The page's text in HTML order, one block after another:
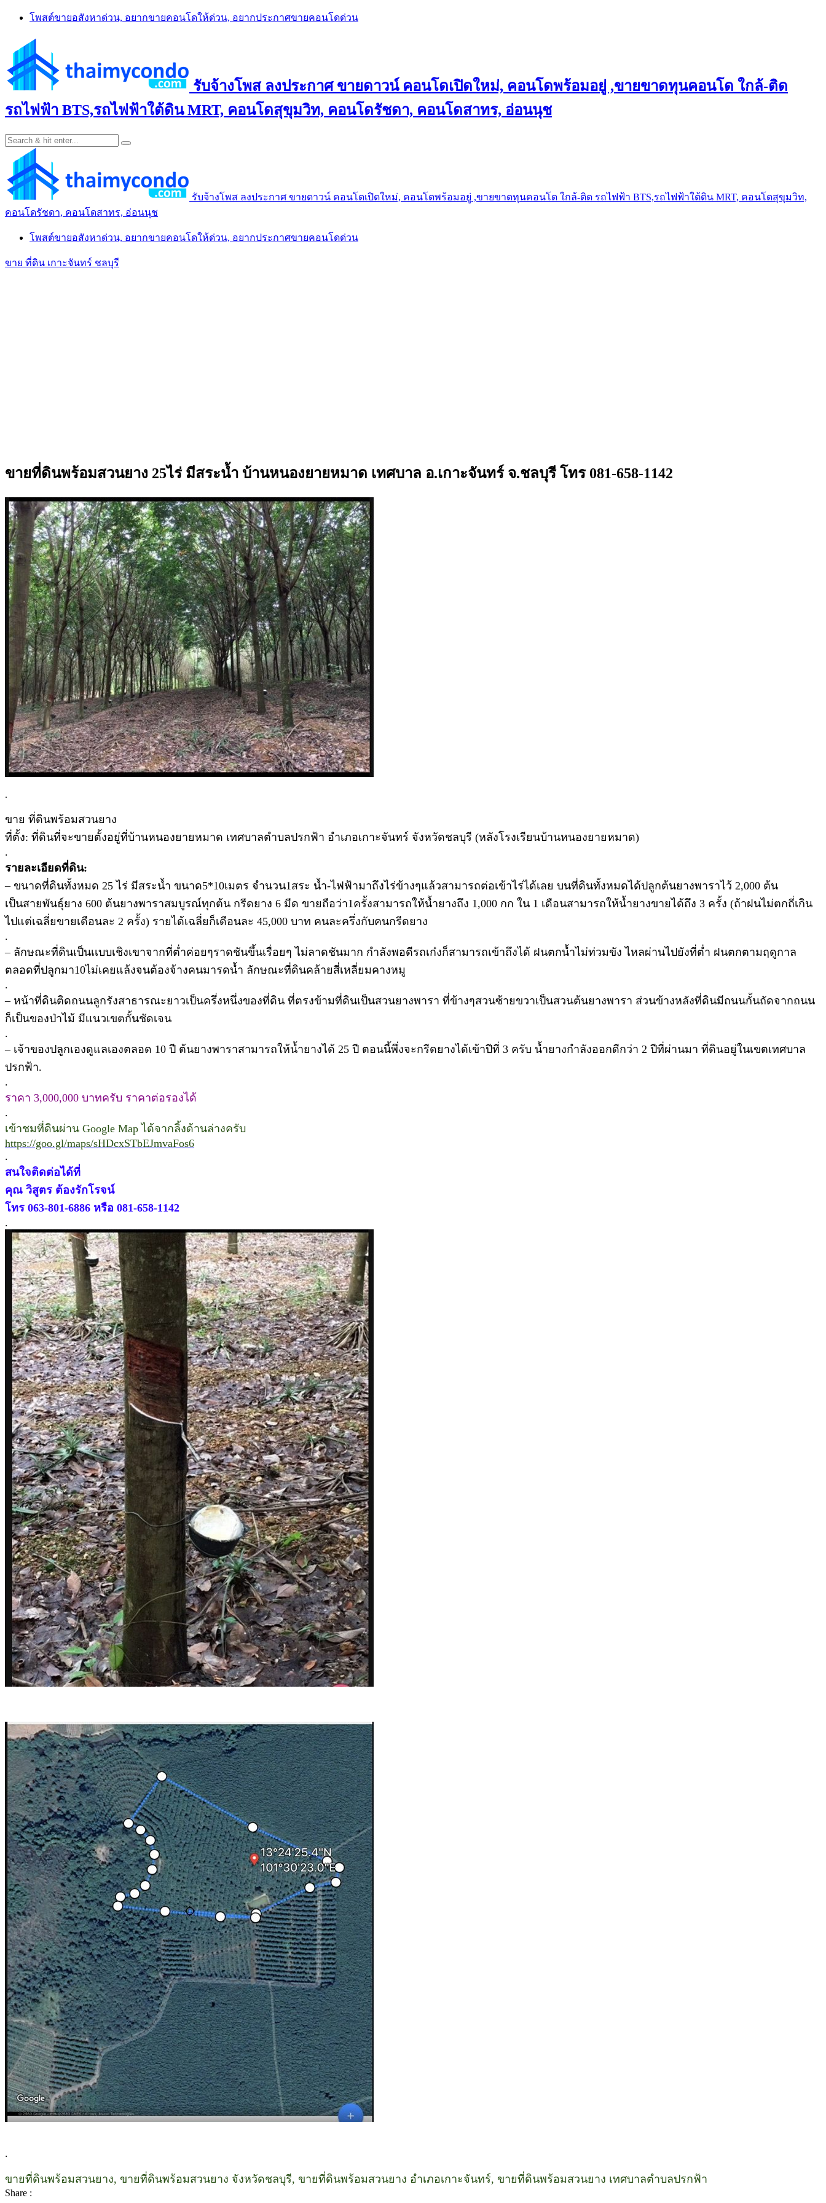
Skip
โพสต์ขายอสังหาด่วน, อยากขายคอนโดให้ด่วน, อยากประกาศขายคอนโดด่วน
รับจ้างโพส ลงประกาศ ขายดาวน์ คอนโดเปิดใหม่, คอนโดพร้อมอยู่ ,ขายขาดทุนคอนโด ใกล้-ติด
รถไฟฟ้า BTS,รถไฟฟ้าใต้ดิน MRT, คอนโดสุขุมวิท, คอนโดรัชดา, คอนโดสาทร, อ่อนนุช
รับจ้างโพส ลงประกาศ ขายดาวน์ คอนโดเปิดใหม่, คอนโดพร้อมอยู่ ,ขายขาดทุนคอนโด ใกล้-ติด รถไฟฟ้า BTS,รถไฟฟ้าใต้ดิน MRT, คอนโดสุขุมวิท,
คอนโดรัชดา, คอนโดสาทร, อ่อนนุช
โพสต์ขายอสังหาด่วน, อยากขายคอนโดให้ด่วน, อยากประกาศขายคอนโดด่วน
ขาย ที่ดิน เกาะจันทร์ ชลบุรี
ขายที่ดินพร้อมสวนยาง 25ไร่ มีสระน้ำ บ้านหนองยายหมาด เทศบาล อ.เกาะจันทร์ จ.ชลบุรี โทร 081-658-1142
.
ขาย ที่ดินพร้อมสวนยาง
ที่ตั้ง: ที่ดินที่จะขายตั้งอยู่ที่บ้านหนองยายหมาด เทศบาลตำบลปรกฟ้า อำเภอเกาะจันทร์ จังหวัดชลบุรี (หลังโรงเรียนบ้านหนองยายหมาด)
.
รายละเอียดที่ดิน:
– ขนาดที่ดินทั้งหมด 25 ไร่ มีสระน้ำ ขนาด5*10เมตร จำนวน1สระ น้ำ-ไฟฟ้ามาถึงไร่ข้างๆแล้วสามารถต่อเข้าไร่ได้เลย บนที่ดินทั้งหมดได้ปลูกต้นยางพาราไว้ 2,000 ต้น
เป็นสายพันธุ์ยาง 600 ต้นยางพาราสมบูรณ์ทุกต้น กรีดยาง 6 มีด ขายถือว่า1ครั้งสามารถให้น้ำยางถึง 1,000 กก ใน 1 เดือนสามารถให้น้ำยางขายได้ถึง 3 ครั้ง (ถ้าฝนไม่ตกถี่เกิน
ไปแต่เฉลี่ยขายเดือนละ 2 ครั้ง) รายได้เฉลี่ยก็เดือนละ 45,000 บาท คนละครึ่งกับคนกรีดยาง
.
– ลักษณะที่ดินเป็นเเบบเชิงเขาจากที่ต่ำค่อยๆราดชันขึ้นเรื่อยๆ ไม่ลาดชันมาก กำลังพอดีรถเก๋งก็สามารถเข้าถึงได้ ฝนตกน้ำไม่ท่วมขัง ไหลผ่านไปยังที่ต่ำ ฝนตกตามฤดูกาล
ตลอดที่ปลูกมา10ไม่เคยแล้งจนต้องจ้างคนมารดน้ำ ลักษณะที่ดินคล้ายสี่เหลี่ยมคางหมู
.
– หน้าที่ดินติดถนนลูกรังสาธารณะยาวเป็นครึ่งหนึ่งของที่ดิน ที่ตรงข้ามที่ดินเป็นสวนยางพารา ที่ข้างๆสวนซ้ายขวาเป็นสวนต้นยางพารา ส่วนข้างหลังที่ดินมีถนนกั้นถัดจากถนน
ก็เป็นของป่าไม้ มีเเนวเขตกั้นชัดเจน
.
– เจ้าของปลูกเองดูแลเองตลอด 10 ปี ต้นยางพาราสามารถให้น้ำยางได้ 25 ปี ตอนนี้พึ่งจะกรีดยางได้เข้าปีที่ 3 ครับ น้ำยางกำลังออกดีกว่า 2 ปีที่ผ่านมา ที่ดินอยู่ในเขตเทศบาล
ปรกฟ้า.
.
ราคา 3,000,000 บาทครับ ราคาต่อรองได้
.
เข้าชมที่ดินผ่าน Google Map ได้จากลิ้งด้านล่างครับ
https://goo.gl/maps/sHDcxSTbEJmvaFos6
.
สนใจติดต่อได้ที่
คุณ วิสูตร ต้องรักโรจน์
โทร 063-801-6886 หรือ 081-658-1142
.
.
ขายที่ดินพร้อมสวนยาง, ขายที่ดินพร้อมสวนยาง จังหวัดชลบุรี, ขายที่ดินพร้อมสวนยาง อำเภอเกาะจันทร์, ขายที่ดินพร้อมสวนยาง เทศบาลตำบลปรกฟ้า
Share :